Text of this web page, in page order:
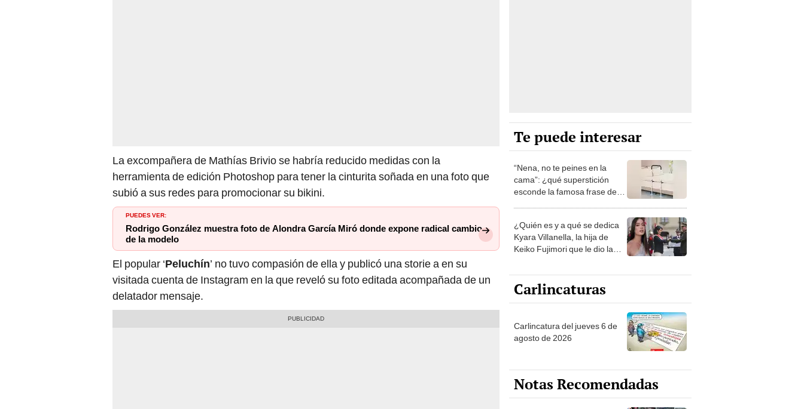
La excompañera de Mathías Brivio se habría reducido medidas con la
herramienta de edición Photoshop para tener la cinturita soñada en una foto que
subió a sus redes para promocionar su bikini.
PUEDES VER:
Rodrigo González muestra foto de Alondra García Miró donde expone radical cambio
de la modelo
El popular ‘Peluchín’ no tuvo compasión de ella y publicó una storie a en su
visitada cuenta de Instagram en la que reveló su foto editada acompañada de un
delatador mensaje.
Te puede interesar
“Nena, no te peines en la
cama”: ¿qué superstición
esconde la famosa frase de
¿Quién es y a qué se dedica
Kyara Villanella, la hija de
Keiko Fujimori que le dio la
Carlincaturas
Carlincatura del jueves 6 de
agosto de 2026
Notas Recomendadas